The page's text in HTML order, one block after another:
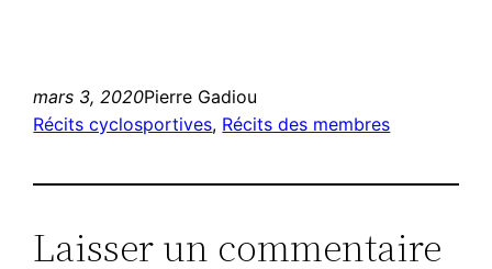
mars 3, 2020Pierre Gadiou
Récits cyclosportives, Récits des membres
Laisser un commentaire